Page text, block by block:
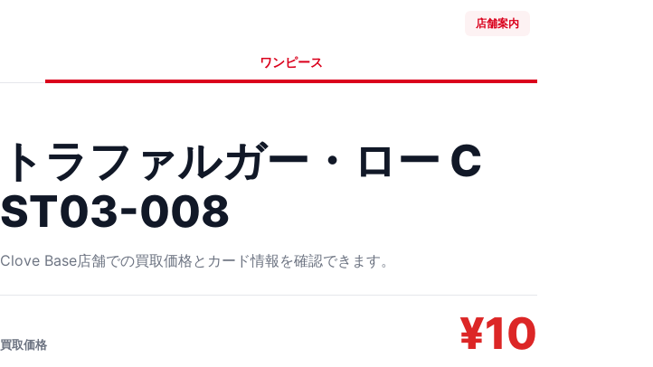
店舗案内
ワンピース
トラファルガー・ロー C
ST03-008
Clove Base店舗での買取価格とカード情報を確認できます。
買取価格 ¥10